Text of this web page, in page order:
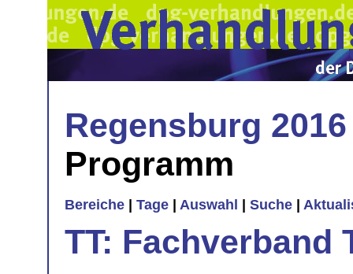
Regensburg 2016
Programm
Bereiche Tage Auswahl Suche
TT: Fachverband